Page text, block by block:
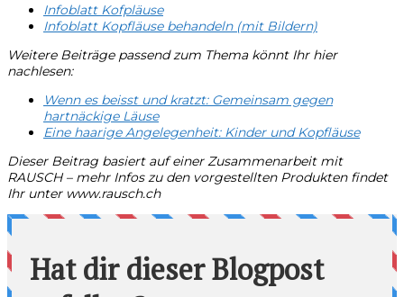
Infoblatt Kofpläuse
Infoblatt Kopfläuse behandeln (mit Bildern)
Weitere Beiträge passend zum Thema könnt Ihr hier
nachlesen:
Wenn es beisst und kratzt: Gemeinsam gegen
hartnäckige Läuse
Eine haarige Angelegenheit: Kinder und Kopfläuse
Dieser Beitrag basiert auf einer Zusammenarbeit mit
RAUSCH – mehr Infos zu den vorgestellten Produkten findet
Ihr unter www.rausch.ch